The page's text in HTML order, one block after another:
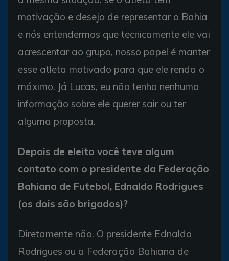
motivação e desejo de representar o Bahia
e nós entendermos que tecnicamente ele vai
acrescentar ao grupo, nosso papel é manter
esse atleta motivado para que ele renda o
máximo. Já Lucas, eu não tenho nenhuma
informação sobre ele querer sair ou ter
alguma proposta.
Depois de eleito você teve algum
contato com o presidente da Federação
Bahiana de Futebol, Ednaldo Rodrigues
(os dois são brigados)?
Diretamente não. O presidente Ednaldo
Rodrigues ou a Federação Bahiana de